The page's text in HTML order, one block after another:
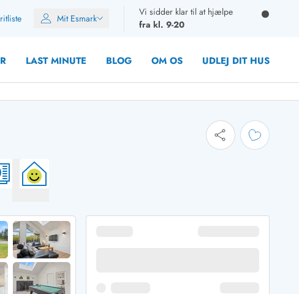
Mit Esmark
Vi sidder klar til at hjælpe
fra kl. 9-20
LAST MINUTE BLOG OM OS UDLEJ DIT HUS
Personer
Personer
grupper)